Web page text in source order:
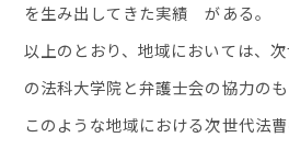
を生み出してきた実績 がある。
以上のとおり、地域においては、
の法科大学院と弁護士会の協力のも
このような地域における次世代法